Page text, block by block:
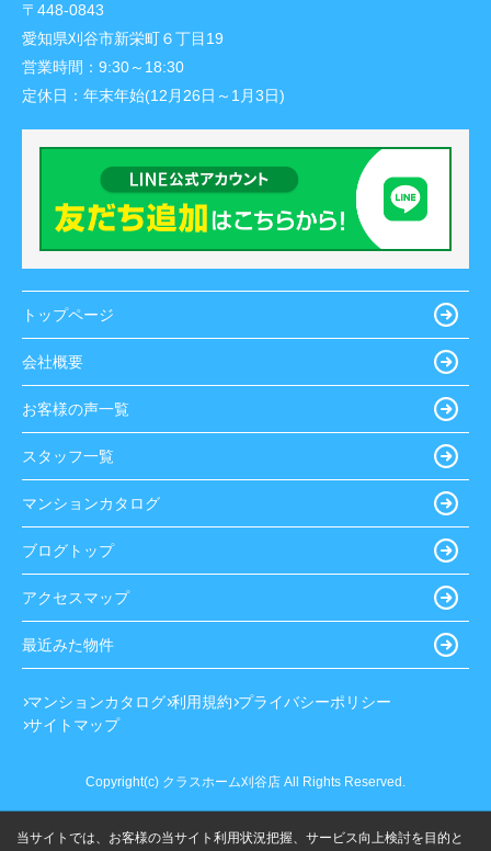
〒448-0843
愛知県刈谷市新栄町６丁目19
営業時間： 9:30～18:30
定休日： 年末年始(12月26日～1月3日)
トップページ
会社概要
お客様の声一覧
スタッフ一覧
マンションカタログ
ブログトップ
アクセスマップ
最近みた物件
マンションカタログ 利用規約 プライバシーポリシー
サイトマップ
Copyright(c) クラスホーム刈谷店 All Rights Reserved.
当サイトでは、お客様の当サイト利用状況把握、サービス向上検討を目的と